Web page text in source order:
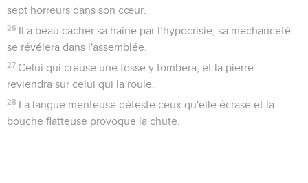
sept horreurs dans son cœur.
26 Il a beau cacher sa haine par l’hypocrisie, sa méchanceté
se révélera dans l'assemblée.
27 Celui qui creuse une fosse y tombera, et la pierre
reviendra sur celui qui la roule.
28 La langue menteuse déteste ceux qu'elle écrase et la
bouche flatteuse provoque la chute.